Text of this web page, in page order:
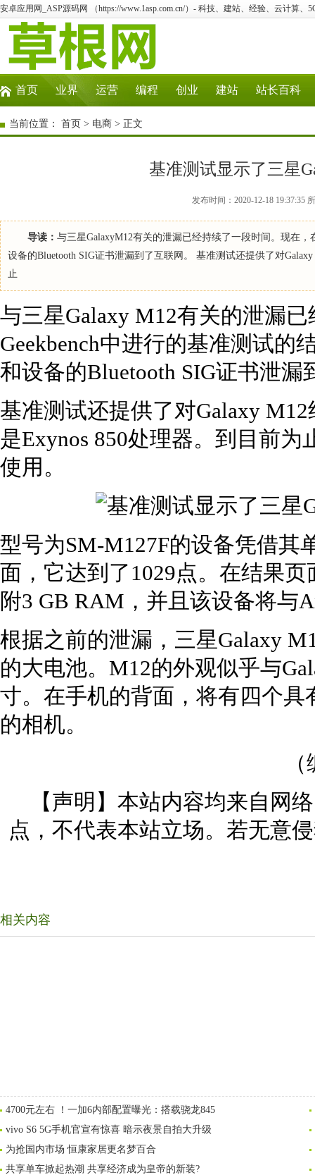
安卓应用网_ASP源码网 （https://www.1asp.com.cn/）- 科技、建站、经验、云计算、
首页 业界 运营 编程 创业 建站 站长百科
当前位置： 首页 > 电商 > 正文
基准测试显示了三星
发布时间：2020-12-18 19:37:35
导读： 与三星GalaxyM12有关的泄漏已经持续了一段时间。现在
设备的Bluetooth SIG证书泄漏到了互联网。 基准测试还提供了对
止
与三星Galaxy M12有关的泄漏
Geekbench中进行的基准测试的
和设备的Bluetooth SIG证书泄漏
基准测试还提供了对Galaxy
是Exynos 850处理器。到目前为
使用。
型号为SM-M127F的设备凭借其
面，它达到了1029点。在结果
附3 GB RAM，并且该设备将与
根据之前的泄漏，三星Galaxy
的大电池。M12的外观似乎与
寸。在手机的背面，将有四个具
的相机。
【声明】本站内容均来自网
点，不代表本站立场。若无意
相关内容
4700元左右 ！一加6内部配置曝光：搭载骁龙845
vivo S6 5G手机官宣有惊喜 暗示夜景自拍大升级
为抢国内市场 恒康家居更名梦百合
共享单车掀起热潮 共享经济成为皇帝的新装?